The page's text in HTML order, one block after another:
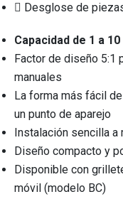
Desglose de
Capacidad de 1 a
Factor de diseño 5:1
manuales
La forma más fácil
un punto de aparejo
Instalación sencilla a
Diseño compacto y
Disponible con
móvil (modelo BC)